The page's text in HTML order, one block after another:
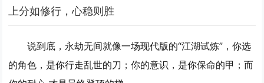
上分如修行，心稳则胜
说到底，永劫无间就像一场现代版的“江湖试炼”，你选
的角色，是你行走乱世的刀；你的意识，是你保命的甲；而